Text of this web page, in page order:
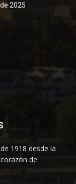
2025
1918 desde la
de